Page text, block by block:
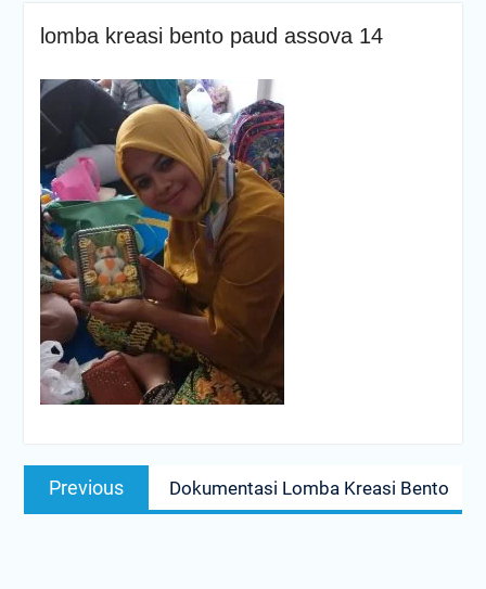
lomba kreasi bento paud assova 14
Post
navigation
Previous
Previous
post:
Dokumentasi Lomba Kreasi Bento